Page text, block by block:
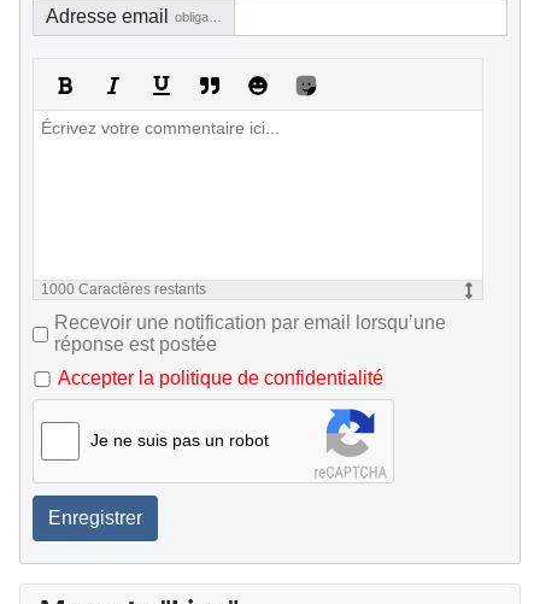
Adresse email
1000 Caractères restants
Recevoir une notification par email lorsqu’une
réponse est postée
Accepter la politique de confidentialité
Je ne suis pas un robot
Enregistrer